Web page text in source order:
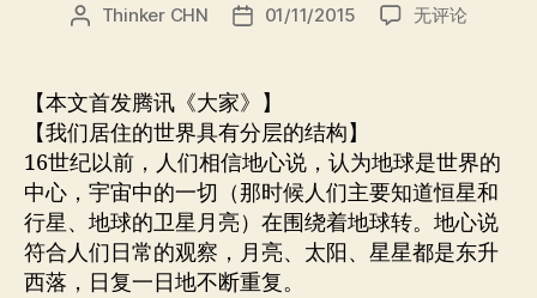
文
者
Thinker CHN
发
期
01/11/2015
从
联
网
权
力
无评论
【本文首发腾讯《大家》】
【我们居住的世界具有分层的结构】
16世纪以前，人们相信地心说，认为地球是世界的
中心，宇宙中的一切（那时候人们主要知道恒星和
行星、地球的卫星月亮）在围绕着地球转。地心说
符合人们日常的观察，月亮、太阳、星星都是东升
西落，日复一日地不断重复。